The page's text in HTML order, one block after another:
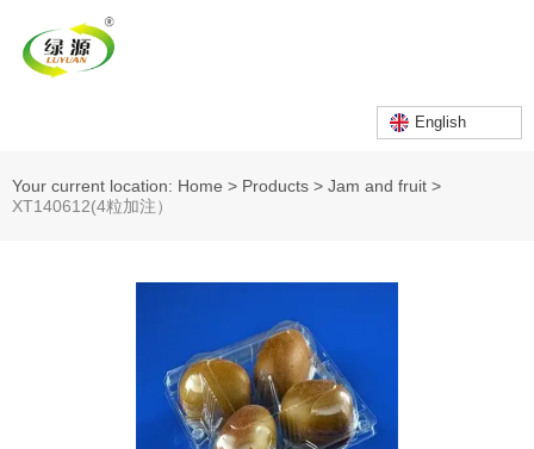
English
Your current location: Home > Products > Jam and fruit >
XT140612(4粒加注）